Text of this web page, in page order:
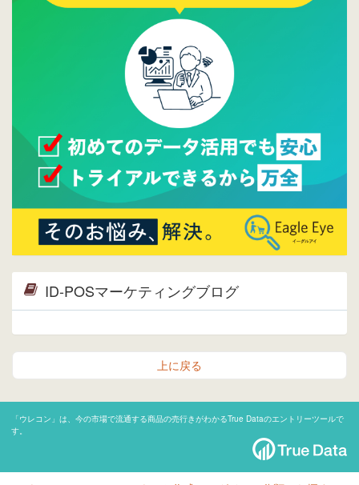
2015/09/28
ウレコンが機能拡充し、サイトリニューアル
しました。⇒
ウレコンFacebook
Facebookページを開設しました。詳細は
ら。
ウレコンサイトリリースしました。
ID-POSマーケティングブログ
上に戻る
「ウレコン」は、今の市場で流通する商品の売行きがわかるTrue Dataのエントリーツールで
す。